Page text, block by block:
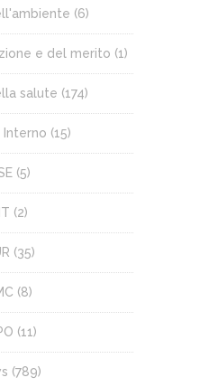
(6)
e del merito (1)
salute (174)
Interno (15)
(5)
(2)
(35)
(8)
(11)
(789)